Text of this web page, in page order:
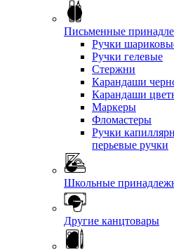
Письменные
Ручки
Ручки гелевые
Стержни
Карандаши
Карандаши
Маркеры
Фломастеры
Ручки
перьевые ручки
Школьные
Другие канцтовары